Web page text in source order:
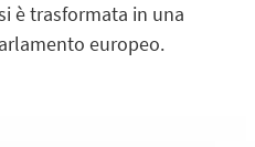
è trasformata in una
europeo.